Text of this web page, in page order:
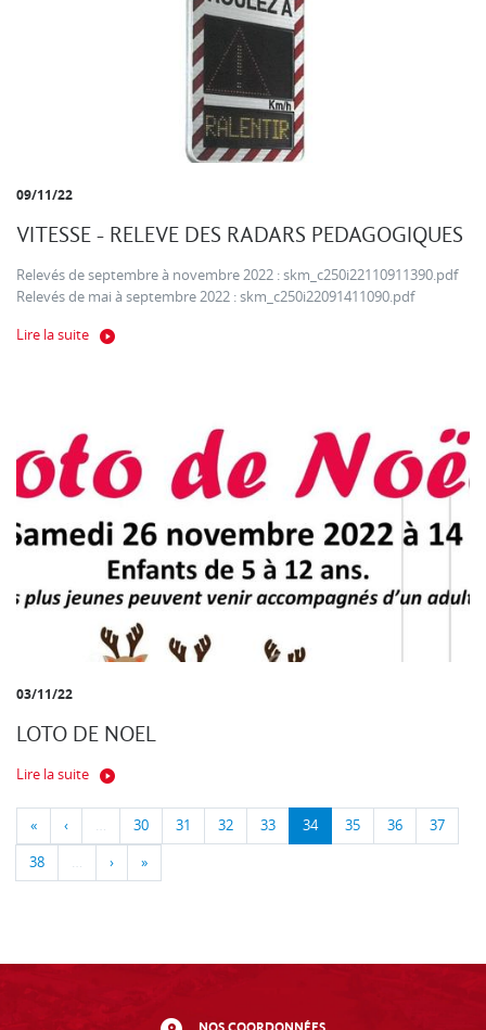
09/11/22
VITESSE - RELEVE DES RADARS PEDAGOGIQUES
Relevés de septembre à novembre 2022 : skm_c250i22110911390.pdf
Relevés de mai à septembre 2022 : skm_c250i22091411090.pdf
Lire la suite
03/11/22
LOTO DE NOEL
Lire la suite
« ‹ … 30 31 32 33 34 35 36 37
38 … › »